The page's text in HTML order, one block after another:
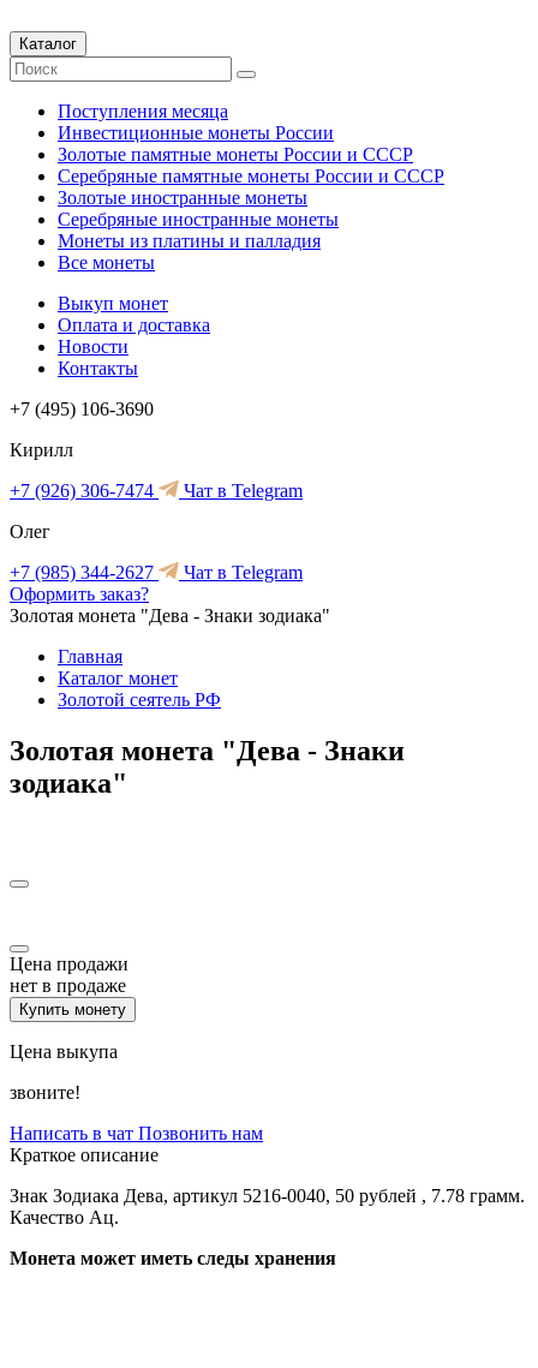
Каталог
Поступления месяца
Инвестиционные монеты России
Золотые памятные монеты России и СССР
Серебряные памятные монеты России и СССР
Золотые иностранные монеты
Серебряные иностранные монеты
Монеты из платины и палладия
Все монеты
Выкуп монет
Оплата и доставка
Новости
Контакты
+7 (495) 106-3690
Кирилл
+7 (926) 306-7474
Чат в Telegram
Олег
+7 (985) 344-2627
Чат в Telegram
Оформить заказ?
Золотая монета "Дева - Знаки зодиака"
Главная
Каталог монет
Золотой сеятель РФ
Золотая монета "Дева - Знаки
зодиака"
Цена продажи
нет в продаже
Купить монету
Цена выкупа
звоните!
Написать в чат Позвонить нам
Краткое описание
Знак Зодиака Дева, артикул 5216-0040, 50 рублей , 7.78 грамм.
Качество Ац.
Монета может иметь следы хранения